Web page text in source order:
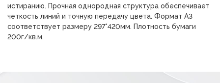
истиранию. Прочная однородная структура обеспечивает
четкость линий и точную передачу цвета. Формат А3
соответствует размеру 297*420мм. Плотность бумаги
200г/кв.м.